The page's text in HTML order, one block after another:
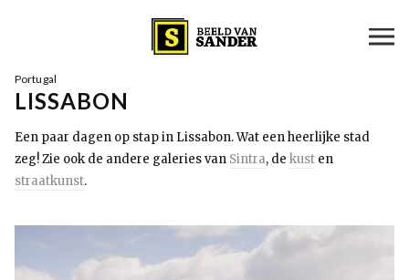
Portugal
LISSABON
Een paar dagen op stap in Lissabon. Wat een heerlijke stad
zeg! Zie ook de andere galeries van Sintra, de kust en
straatkunst.